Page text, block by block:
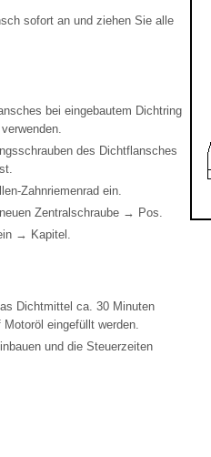
sofort an und ziehen Sie alle
bei eingebautem Dichtring
des Dichtflansches
Zahnriemenrad ein.
Zentralschraube → Pos.
→ Kapitel.
Dichtmittel ca. 30 Minuten
eingefüllt werden.
und die Steuerzeiten